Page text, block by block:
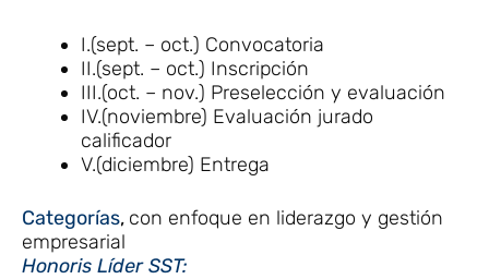
I.(sept. – oct.) Convocatoria
II.(sept. – oct.) Inscripción
III.(oct. – nov.) Preselección y evaluación
IV.(noviembre) Evaluación jurado
calificador
V.(diciembre) Entrega
Categorías, con enfoque en liderazgo y gestión
empresarial
Honoris Líder SST: